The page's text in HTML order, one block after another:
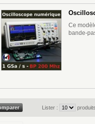
Ce
bande-
Lister :